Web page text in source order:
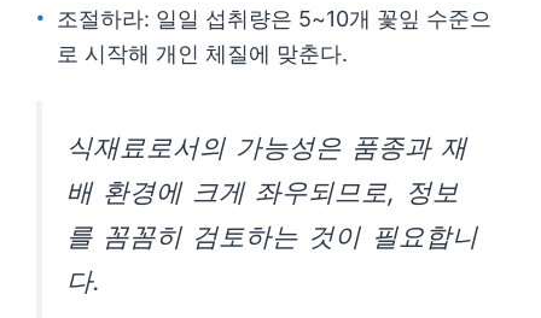
조절하라: 일일 섭취량은 5~10개 꽃잎 수준으
로 시작해 개인 체질에 맞춘다.
식재료로서의 가능성은 품종과 재
배 환경에 크게 좌우되므로, 정보
를 꼼꼼히 검토하는 것이 필요합니
다.